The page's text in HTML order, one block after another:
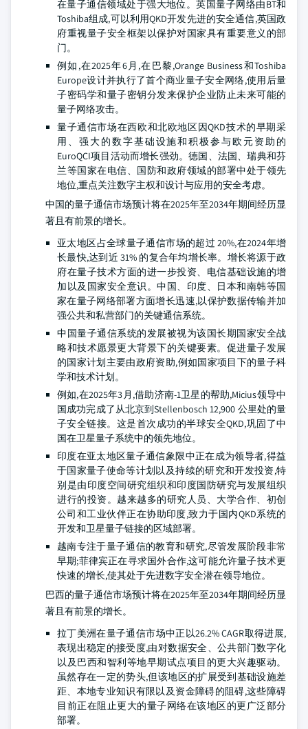
在量子通信领域处于强大地位。英国量子网络由BT和
Toshiba组成,可以利用QKD开发先进的安全通信,英国政
府重视量子安全框架以保护对国家具有重要意义的部
门。
例如,在2025年6月,在巴黎,Orange Business和Toshiba
Europe设计并执行了首个商业量子安全网络,使用后量
子密码学和量子密钥分发来保护企业防止未来可能的
量子网络攻击。
量子通信市场在西欧和北欧地区因QKD技术的早期采
用、强大的数字基础设施和积极参与欧元资助的
EuroQCI项目活动而增长强劲。德国、法国、瑞典和芬
兰等国家在电信、国防和政府领域的部署中处于领先
地位,重点关注数字主权和设计与应用的安全考虑。
中国的量子通信市场预计将在2025年至2034年期间经历显
著且有前景的增长。
亚太地区占全球量子通信市场的超过 20%,在2024年增
长最快,达到近 31% 的复合年均增长率。增长将源于政
府在量子技术方面的进一步投资、电信基础设施的增
加以及国家安全意识。中国、印度、日本和南韩等国
家在量子网络部署方面增长迅速,以保护数据传输并加
强公共和私营部门的关键通信系统。
中国量子通信系统的发展被视为该国长期国家安全战
略和技术愿景更大背景下的关键要素。促进量子发展
的国家计划主要由政府资助,例如国家项目下的量子科
学和技术计划。
例如,在2025年3月,借助济南-1卫星的帮助,Micius领导中
国成功完成了从北京到Stellenbosch 12,900 公里处的量
子安全链接。这是首次成功的半球安全QKD,巩固了中
国在卫星量子系统中的领先地位。
印度在亚太地区量子通信象限中正在成为领导者,得益
于国家量子使命等计划以及持续的研究和开发投资,特
别是由印度空间研究组织和印度国防研究与发展组织
进行的投资。越来越多的研究人员、大学合作、初创
公司和工业伙伴正在协助印度,致力于国内QKD系统的
开发和卫星量子链接的区域部署。
越南专注于量子通信的教育和研究,尽管发展阶段非常
早期;菲律宾正在寻求国外合作,这可能允许量子技术更
快速的增长,使其处于先进数字安全潜在领导地位。
巴西的量子通信市场预计将在2025年至2034年期间经历显
著且有前景的增长。
拉丁美洲在量子通信市场中正以26.2% CAGR取得进展,
表现出稳定的接受度,由对数据安全、公共部门数字化
以及巴西和智利等地早期试点项目的更大兴趣驱动。
虽然存在一定的势头,但该地区的扩展受到基础设施差
距、本地专业知识有限以及资金障碍的阻碍,这些障碍
目前正在阻止更大的量子网络在该地区的更广泛部分
部署。